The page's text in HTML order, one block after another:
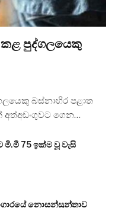
කළ පුද්ගලයෙකු
බස්නාහිර පළාත
අත්අඩංගුවට ගෙන…
මි.මී 75 ඉක්ම වූ වැසි
නොසන්සුන්තාව